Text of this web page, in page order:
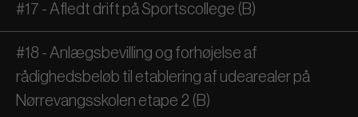
#17 - Afledt drift på Sportscollege (B)
#18 - Anlægsbevilling og forhøjelse af
rådighedsbeløb til etablering af udearealer på
Nørrevangsskolen etape 2 (B)